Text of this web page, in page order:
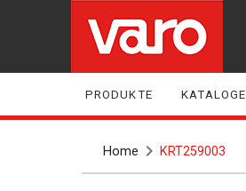
PRODUKTE KATALOGE
Home KRT259003